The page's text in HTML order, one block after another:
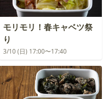
モリモリ！春キャベツ祭
り
3/10 (日) 17:00〜17:40